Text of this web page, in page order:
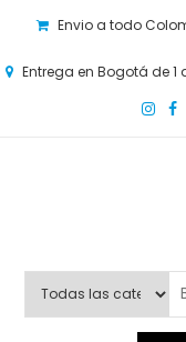
Envio a todo
Entrega en Bogotá de
Canela
novedosos
que